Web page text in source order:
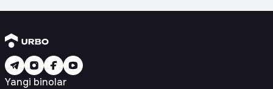
Yangi binolar